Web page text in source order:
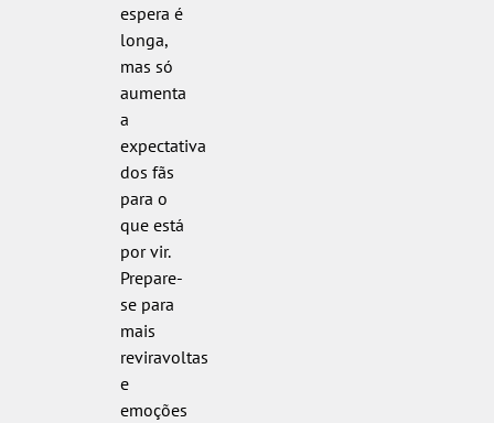
espera é
longa,
mas só
aumenta
a
expectativa
dos fãs
para o
que está
por vir.
Prepare-
se para
mais
reviravoltas
e
emoções